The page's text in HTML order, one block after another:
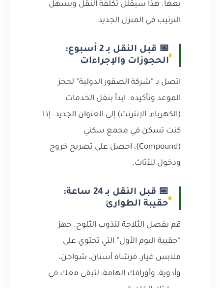
بعها. هذا سيقلل تكلفة النقل ويسهل
الترتيب في المنزل الجديد.
📅 قبل النقل بـ 2 أسبوع:
الحجوزات والإجراءات
اتصل بـ “شركة الصقور الدولية” لحجز
الموعد وتأكيده. ابدأ بنقل الخدمات
(الكهرباء، الإنترنت) إلى العنوان الجديد. إذا
كنت تسكن في مجمع سكني
(Compound)، احصل على تصريح خروج
ودخول للأثاث.
📅 قبل النقل بـ 24 ساعة:
حقيبة الطوارئ
قم بفصل الثلاجة لتذوب الثلوج. جهز
“حقيبة اليوم الأول” التي تحتوي على
ملابس غيار، فرشاة أسنان، شواحن،
وأدوية، وأوراقك الهامة، لتبقى معك في